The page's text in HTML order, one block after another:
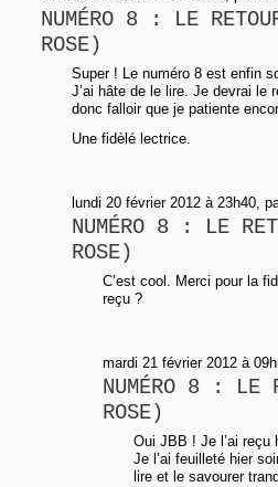
NUMÉRO 8 : LE
ROSE)
Super ! Le numéro 8 est enfin
J’ai hâte de le lire. Je devrai le
donc falloir que je patiente
Une fidèlé lectrice.
lundi 20 février 2012 à 23h40,
NUMÉRO 8 : LE
ROSE)
C’est cool. Merci pour la
reçu ?
mardi 21 février 2012 à
NUMÉRO 8 : LE
ROSE)
Oui JBB ! Je l’ai
Je l’ai feuilleté hier
lire et le savourer